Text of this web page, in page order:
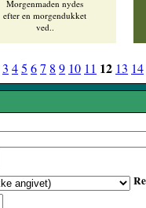
Morgenmaden nydes
efter en morgendukket
ved..
3 45 67 8 9 10 11 12 13 14